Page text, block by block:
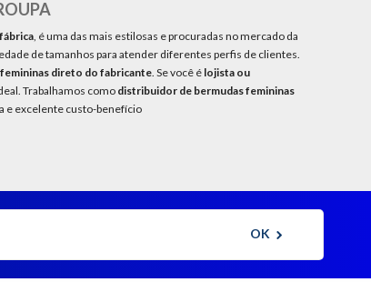
, é uma das mais estilosas e procuradas no mercado da
de tamanhos para atender diferentes perfis de clientes.
direto do fabricante. Se você é lojista ou
Trabalhamos comodistribuidor de bermudas femininas
e excelente custo-benefício
OK